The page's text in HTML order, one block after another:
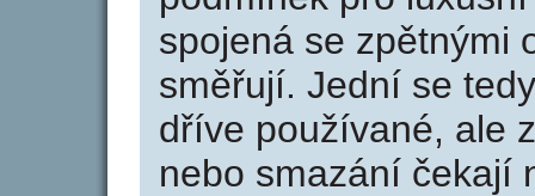
spojená se zpětnými
směřují. Jední se
dříve používané, ale
nebo smazání čekají